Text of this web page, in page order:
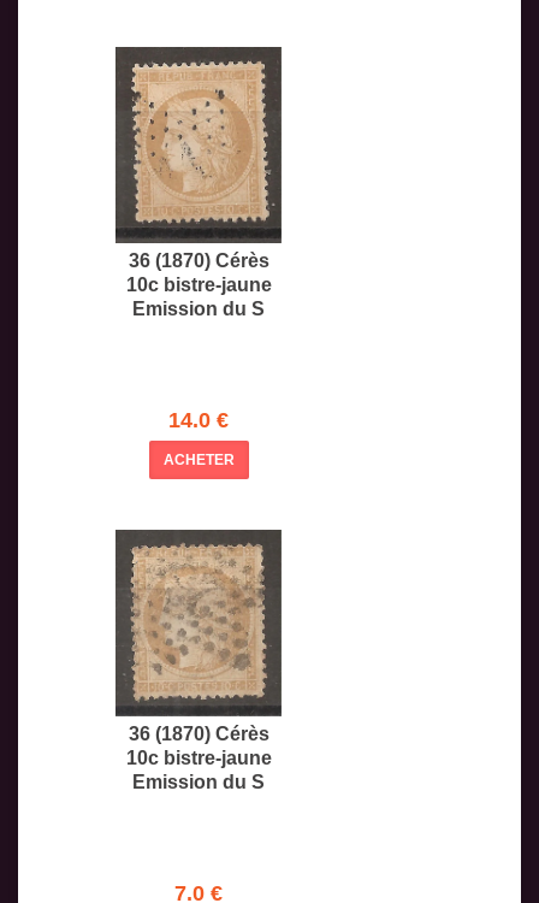
36 (1870) Cérès
10c bistre-jaune
Emission du S
14.0 €
ACHETER
36 (1870) Cérès
10c bistre-jaune
Emission du S
7.0 €